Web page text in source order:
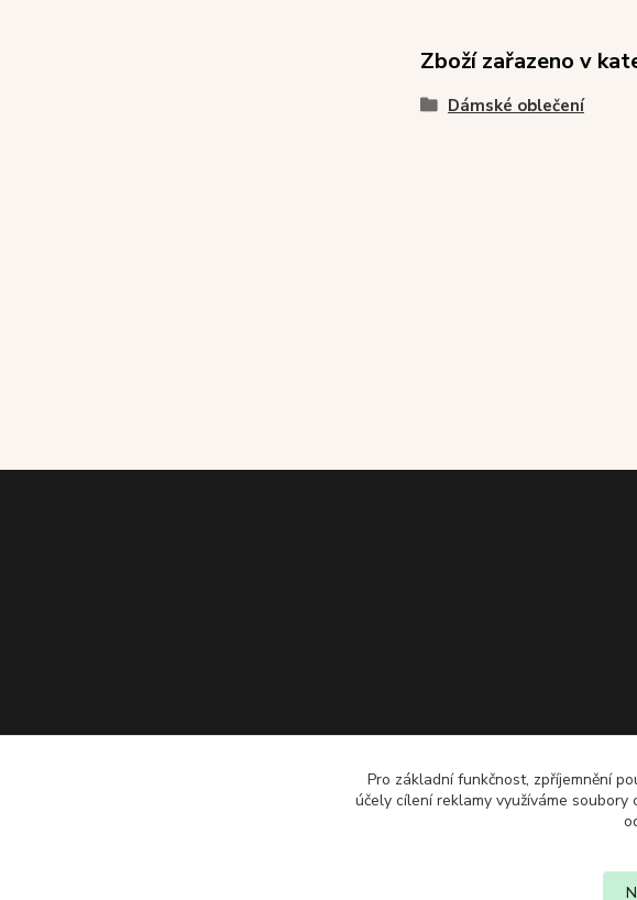
Zboží zařazeno v
Dámské oblečení
Pro základní funkčnost, zpříjemnění
účely cílení reklamy využíváme